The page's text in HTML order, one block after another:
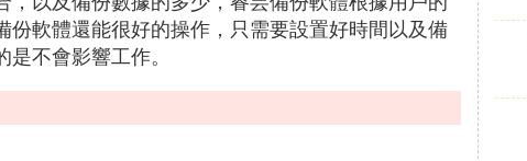
軟體還能很好的操作，只需要設置好時間以及備
不會影響工作。